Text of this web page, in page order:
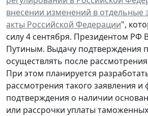
внесении изменений в отдельные
акты Российской Федерации",
силу 4 сентября. Президентом РФ
Путиным. Выдачу подтверждения
осуществлять после
При этом планируется
рассмотрения такого заявления и
подтверждения о наличии
или рассрочки уплаты